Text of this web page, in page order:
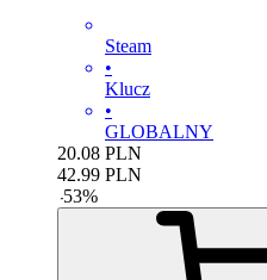
Steam
•
Klucz
•
GLOBALNY
20.08 PLN
42.99 PLN
-53%